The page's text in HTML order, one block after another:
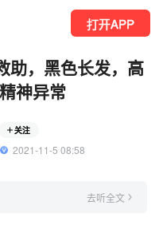
打开APP
助，黑色长发，高
神异常
关注
  2021-11-5 08:58
去听全文